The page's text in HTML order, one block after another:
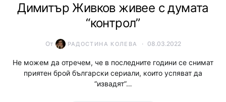
Димитър Живков живее с думата
“контрол”
От РАДОСТИНА КОЛЕВА 08.03.2022
Не можем да отречем, че в последните години се снимат
приятен брой български сериали, които успяват да
“извадят”…